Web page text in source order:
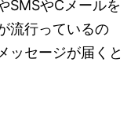
SMSやCメールを
流行っているの
ッセージが届くと